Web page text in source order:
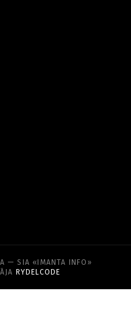
— SIA «IMANTA INFO»
RYDELCODE